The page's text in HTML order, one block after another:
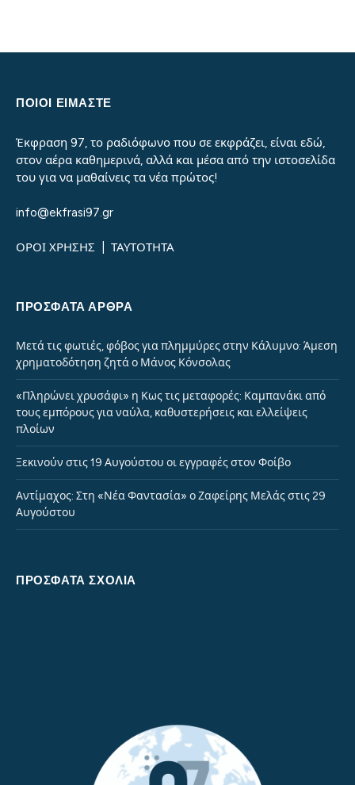
ΠΟΙΟΙ ΕΙΜΑΣΤΕ
Έκφραση 97, το ραδιόφωνο που σε εκφράζει, είναι εδώ,
στον αέρα καθημερινά, αλλά και μέσα από την ιστοσελίδα
του για να μαθαίνεις τα νέα πρώτος!
info@ekfrasi97.gr
ΟΡΟΙ ΧΡΗΣΗΣ ΤΑΥΤΟΤΗΤΑ
ΠΡΌΣΦΑΤΑ ΆΡΘΡΑ
Μετά τις φωτιές, φόβος για πλημμύρες στην Κάλυμνο: Άμεση
χρηματοδότηση ζητά ο Μάνος Κόνσολας
«Πληρώνει χρυσάφι» η Κως τις μεταφορές: Καμπανάκι από
τους εμπόρους για ναύλα, καθυστερήσεις και ελλείψεις
πλοίων
Ξεκινούν στις 19 Αυγούστου οι εγγραφές στον Φοίβο
Αντίμαχος: Στη «Νέα Φαντασία» ο Ζαφείρης Μελάς στις 29
Αυγούστου
ΠΡΌΣΦΑΤΑ ΣΧΌΛΙΑ